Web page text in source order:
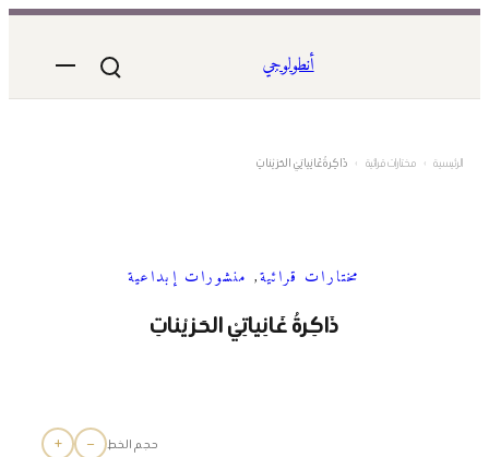
المحتوى
أنطولوجي
الرئيسية › مختارات قرائية › ذَاكِرةُ غَانِياتِيْ الحَزيْناتِ
مختارات قرائية, منشورات إبداعية
ذَاكِرةُ غَانِياتِيْ الحَزيْناتِ
حجم الخط −
+